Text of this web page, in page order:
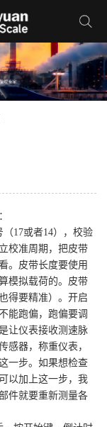
17或者14），校验
校准周期，把皮带
。皮带长度要使用
模拟载荷的。皮带
得要精准）。开启
能跑偏，跑偏要调
让仪表接收测速脉
感器，称重仪表，
一步。如果想检查
以加上这一步，我
件就要重新测量各